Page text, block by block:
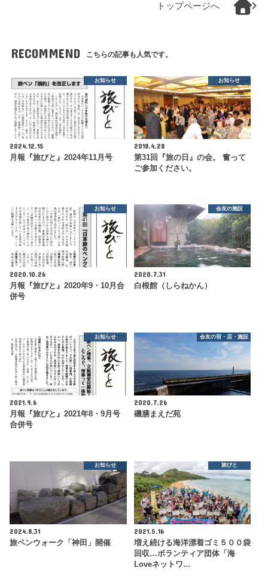
トップページへ
RECOMMEND こちらの記事も人気です。
お知らせ
2024.12.15
月報『旅びと』2024年11月号
お知らせ
2018.4.28
第31回『旅の日』の会。 奮って
ご参加ください。
お知らせ
2020.10.26
月報『旅びと』2020年9・10月合
併号
会友の施設
2020.7.31
白根館（しらねかん）
お知らせ
2021.9.6
月報『旅びと』2021年8・9月号
合併号
会友の宿・店・施設
2020.7.26
磯膳まえだ苑
お知らせ
2024.8.31
旅ペンウォーク「神田」開催
旅びと
2021.5.16
増え続ける海洋漂着ゴミ５００袋
回収…ボランティア団体「海
Loveネットワ…